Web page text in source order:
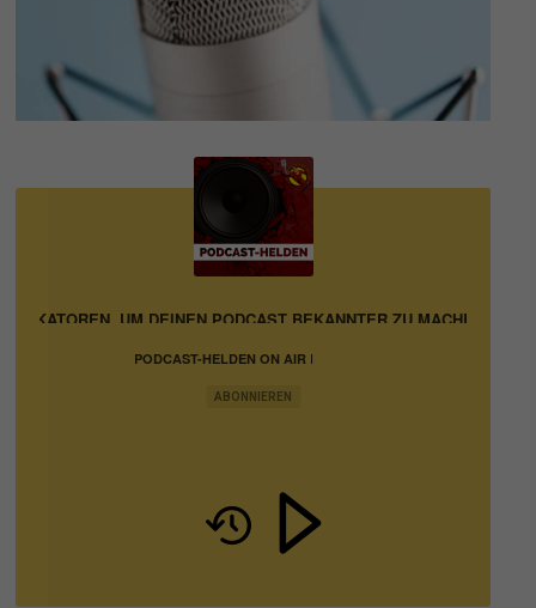
PODCAST-HELDEN ON AIR |
MARKETING UND VERTRIEB
ABONNIEREN
UM DEINEN PODCAST BEKANNTER ZU MACHEN